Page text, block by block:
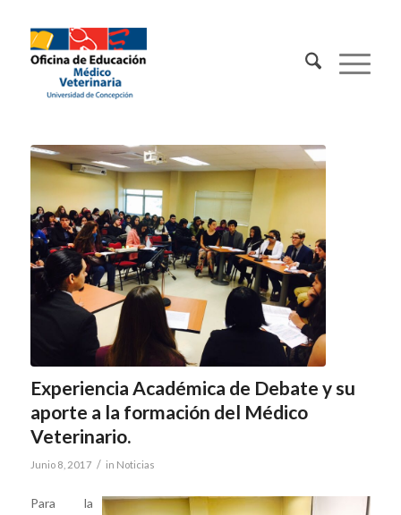
Experiencia Académica de Debate y su
aporte a la formación del Médico
Veterinario.
Junio 8, 2017 / in Noticias
Para la